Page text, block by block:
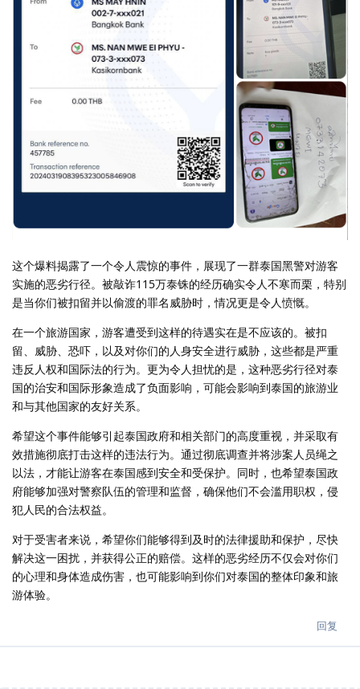
这个爆料揭露了一个令人震惊的事件，展现了一群泰国黑警对游客
实施的恶劣行径。被敲诈115万泰铢的经历确实令人不寒而栗，特别
是当你们被扣留并以偷渡的罪名威胁时，情况更是令人愤慨。
在一个旅游国家，游客遭受到这样的待遇实在是不应该的。被扣
留、威胁、恐吓，以及对你们的人身安全进行威胁，这些都是严重
违反人权和国际法的行为。更为令人担忧的是，这种恶劣行径对泰
国的治安和国际形象造成了负面影响，可能会影响到泰国的旅游业
和与其他国家的友好关系。
希望这个事件能够引起泰国政府和相关部门的高度重视，并采取有
效措施彻底打击这样的违法行为。通过彻底调查并将涉案人员绳之
以法，才能让游客在泰国感到安全和受保护。同时，也希望泰国政
府能够加强对警察队伍的管理和监督，确保他们不会滥用职权，侵
犯人民的合法权益。
对于受害者来说，希望你们能够得到及时的法律援助和保护，尽快
解决这一困扰，并获得公正的赔偿。这样的恶劣经历不仅会对你们
的心理和身体造成伤害，也可能影响到你们对泰国的整体印象和旅
游体验。
回复